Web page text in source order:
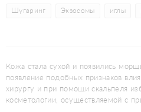
Шугаринг Экзосомы иглы
Кожа стала сухой и появились
появление подобных признаков
хирургу и при помощи скальпеля
косметологии, осуществляемой с